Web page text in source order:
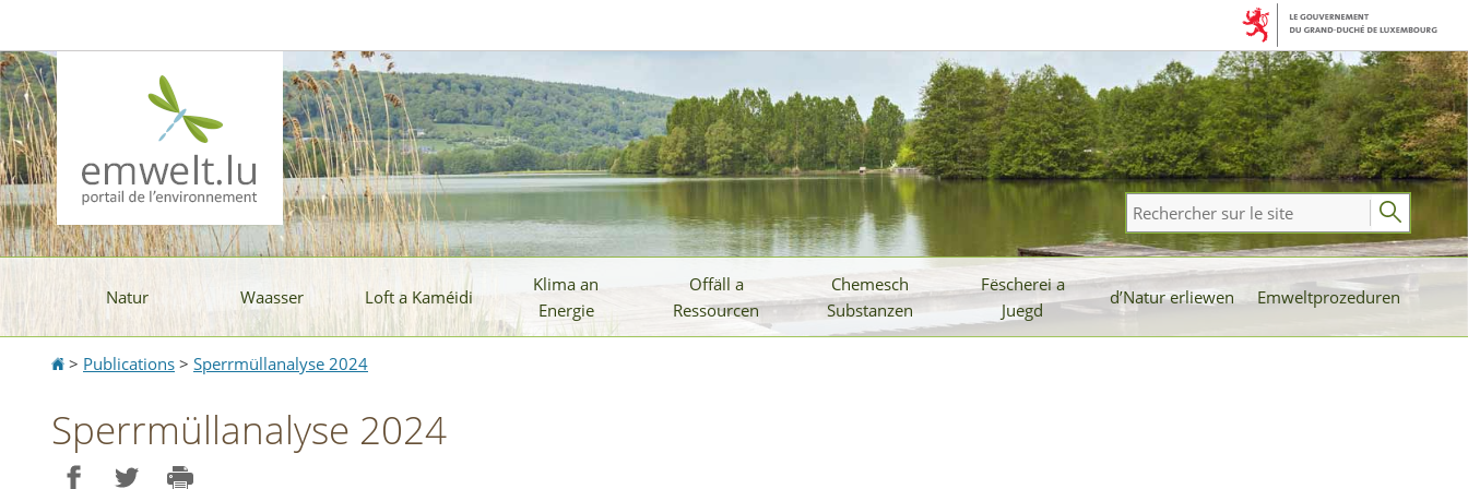
la
navigation
contenu
Natur Waasser Loft a Kaméidi
Klima an
Energie
Offäll a
Ressourcen
Chemesch
Substanzen
Fëscherei a
Juegd
d’Natur erliewen Emweltprozeduren
Rechercher
sur
le
site
Accueil
> Publications > Sperrmüllanalyse 2024
Sperrmüllanalyse 2024